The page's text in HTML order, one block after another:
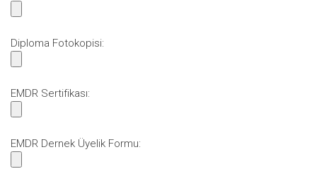
Diploma Fotokopisi:
EMDR Sertifikası:
EMDR Dernek Üyelik Formu: